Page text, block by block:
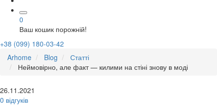
0
Ваш кошик порожній!
+38 (099) 180-03-42
Arhome
Blog
Статті
Неймовірно, але факт — килими на стіні знову в моді
26.11.2021
0 відгуків